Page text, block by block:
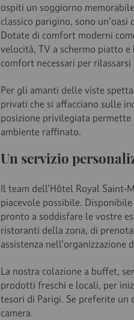
ospiti un soggiorno
classico parigino, sono un'oasi
Dotate di comfort moderni
velocità, TV a schermo piatto
comfort necessari per
Per gli amanti delle viste
privati che si affacciano sulle
posizione privilegiata
ambiente raffinato.
Un servizio
Il team dell'Hôtel Royal Saint-
piacevole possibile.
pronto a soddisfare le vostre
ristoranti della zona, di
assistenza nell'organizzazione
La nostra colazione a buffet,
prodotti freschi e locali, per
tesori di Parigi. Se preferite un
camera.